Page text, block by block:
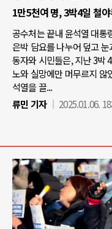
1만5천여 명, 3박4일 철
공수처는 끝내 윤석열 대통
은박 담요를 나누어 덮고
동자와 시민들은, 지난 3박
노와 실망에만 머무르지
석열을 끌...
류민 기자
2025.01.06.